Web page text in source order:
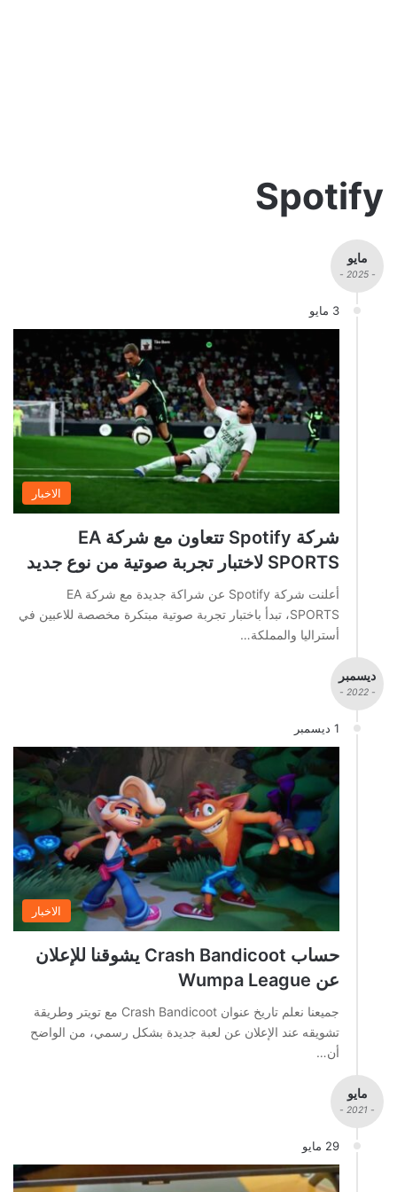
Spotify
مايو
- 2025 -
3 مايو
الاخبار
شركة Spotify تتعاون مع شركة EA
SPORTS لاختبار تجربة صوتية من نوع جديد
أعلنت شركة Spotify عن شراكة جديدة مع شركة EA
SPORTS، تبدأ باختبار تجربة صوتية مبتكرة مخصصة للاعبين في
أستراليا والمملكة…
ديسمبر
- 2022 -
1 ديسمبر
الاخبار
حساب Crash Bandicoot يشوقنا للإعلان
عن Wumpa League
جميعنا نعلم تاريخ عنوان Crash Bandicoot مع تويتر وطريقة
تشويقه عند الإعلان عن لعبة جديدة بشكل رسمي، من الواضح
أن…
مايو
- 2021 -
29 مايو